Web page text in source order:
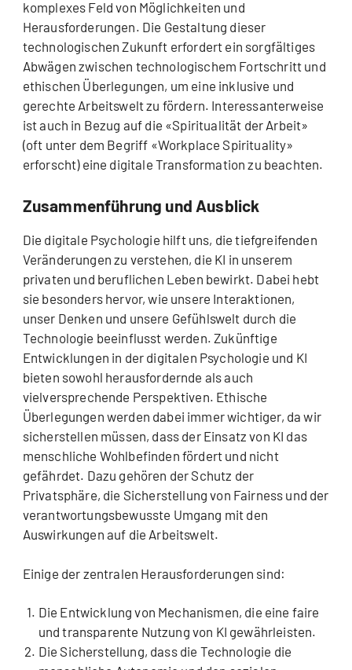
komplexes Feld von Möglichkeiten und
Herausforderungen. Die Gestaltung dieser
technologischen Zukunft erfordert ein sorgfältiges
Abwägen zwischen technologischem Fortschritt und
ethischen Überlegungen, um eine inklusive und
gerechte Arbeitswelt zu fördern. Interessanterweise
ist auch in Bezug auf die «Spiritualität der Arbeit»
(oft unter dem Begriff «Workplace Spirituality»
erforscht) eine digitale Transformation zu beachten.
Zusammenführung und Ausblick
Die digitale Psychologie hilft uns, die tiefgreifenden
Veränderungen zu verstehen, die KI in unserem
privaten und beruflichen Leben bewirkt. Dabei hebt
sie besonders hervor, wie unsere Interaktionen,
unser Denken und unsere Gefühlswelt durch die
Technologie beeinflusst werden. Zukünftige
Entwicklungen in der digitalen Psychologie und KI
bieten sowohl herausfordernde als auch
vielversprechende Perspektiven. Ethische
Überlegungen werden dabei immer wichtiger, da wir
sicherstellen müssen, dass der Einsatz von KI das
menschliche Wohlbefinden fördert und nicht
gefährdet. Dazu gehören der Schutz der
Privatsphäre, die Sicherstellung von Fairness und der
verantwortungsbewusste Umgang mit den
Auswirkungen auf die Arbeitswelt.
Einige der zentralen Herausforderungen sind:
Die Entwicklung von Mechanismen, die eine faire
und transparente Nutzung von KI gewährleisten.
Die Sicherstellung, dass die Technologie die